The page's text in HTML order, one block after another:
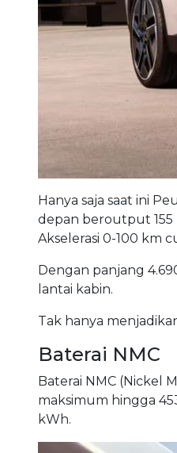
Hanya saja saat ini
depan beroutput 155
Akselerasi 0-100 km
Dengan panjang
lantai kabin.
Tak hanya
Baterai NMC
Baterai NMC (Nickel
maksimum hingga
kWh.